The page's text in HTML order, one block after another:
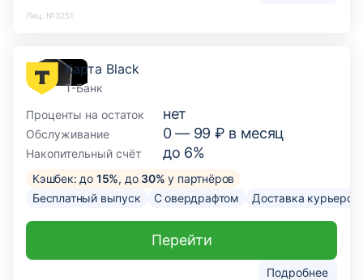
Лиц. №3251
Карта Black
Т-Банк
Проценты на остаток
нет
Обслуживание 0 — 99 ₽ в месяц
Накопительный счёт до 6%
Кэшбек: до 15%, до 30% у партнёров
Бесплатный выпуск
С овердрафтом Доставка курьером
Подробнее
Перейти